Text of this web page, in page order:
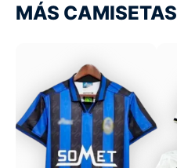
MÁS CAMISETAS